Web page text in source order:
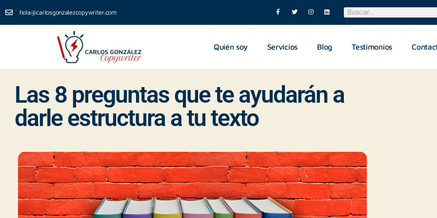
hola@carlosgonzalezcopywriter.com
Quién soy Servicios Blog Testimonios
Las 8 preguntas que te ayudarán a
darle estructura a tu texto